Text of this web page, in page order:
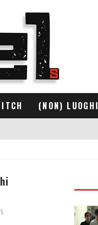
(NON) LUOGHI